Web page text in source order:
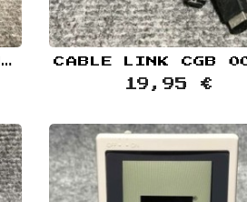
AC ADAPTOR CON CAJA JAP MGB 005 NINTENDO GAME BOY
19,95 €